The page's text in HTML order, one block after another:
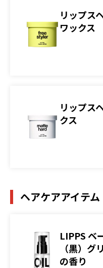
リップス
ワックス
リップス
クス
ヘアケアアイテム
LIPPS ベ
（黒）
の香り